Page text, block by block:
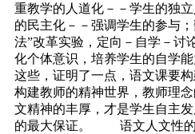
重教学的人道化－－学生的独
的民主化－－强调学生的参与
法”改革实验，定向－自学－讨
化个体意识，培养学生的自学
这些，证明了一点，语文课要
构建教师的精神世界，教师理
文精神的丰厚，才是学生自主
的最大保证。 语文人文性的